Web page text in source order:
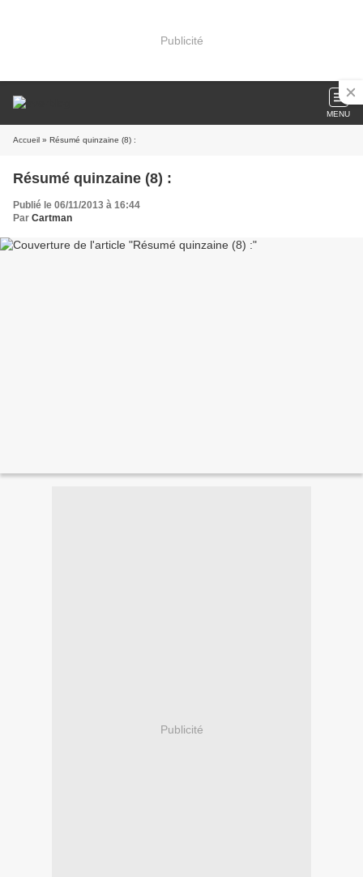
Publicité
MENU
Accueil » Résumé quinzaine (8) :
Résumé quinzaine (8) :
Publié le 06/11/2013 à 16:44
Par Cartman
Publicité